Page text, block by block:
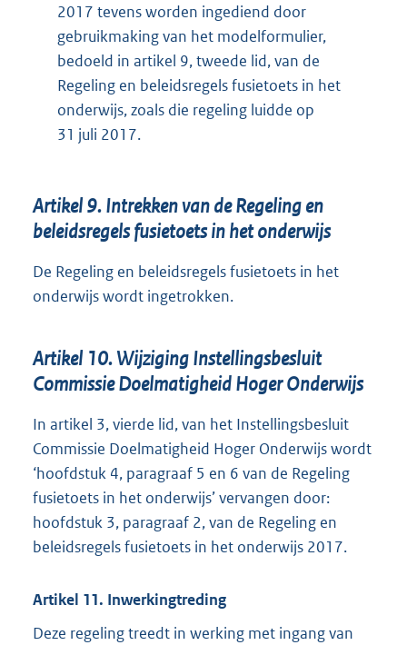
2017 tevens worden ingediend door
gebruikmaking van het modelformulier,
bedoeld in artikel 9, tweede lid, van de
Regeling en beleidsregels fusietoets in het
onderwijs, zoals die regeling luidde op
31 juli 2017.
Artikel 9. Intrekken van de Regeling en
beleidsregels fusietoets in het onderwijs
De Regeling en beleidsregels fusietoets in het
onderwijs wordt ingetrokken.
Artikel 10. Wijziging Instellingsbesluit
Commissie Doelmatigheid Hoger Onderwijs
In artikel 3, vierde lid, van het Instellingsbesluit
Commissie Doelmatigheid Hoger Onderwijs wordt
‘hoofdstuk 4, paragraaf 5 en 6 van de Regeling
fusietoets in het onderwijs’ vervangen door:
hoofdstuk 3, paragraaf 2, van de Regeling en
beleidsregels fusietoets in het onderwijs 2017.
Artikel 11. Inwerkingtreding
Deze regeling treedt in werking met ingang van